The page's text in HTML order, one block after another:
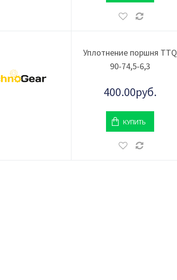
Уплотнение поршня TTQ
90-74,5-6,3
400.00руб.
КУПИТЬ